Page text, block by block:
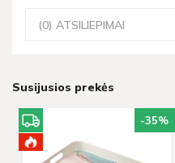
(0) ATSILIEPIMAI
Susijusios prekės
-35%